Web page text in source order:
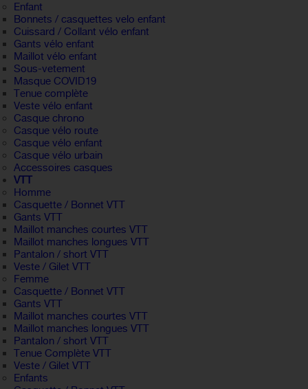
Enfant
Bonnets / casquettes velo enfant
Cuissard / Collant vélo enfant
Gants vélo enfant
Maillot vélo enfant
Sous-vetement
Masque COVID19
Tenue complète
Veste vélo enfant
Casque chrono
Casque vélo route
Casque vélo enfant
Casque vélo urbain
Accessoires casques
VTT
Homme
Casquette / Bonnet VTT
Gants VTT
Maillot manches courtes VTT
Maillot manches longues VTT
Pantalon / short VTT
Veste / Gilet VTT
Femme
Casquette / Bonnet VTT
Gants VTT
Maillot manches courtes VTT
Maillot manches longues VTT
Pantalon / short VTT
Tenue Complète VTT
Veste / Gilet VTT
Enfants